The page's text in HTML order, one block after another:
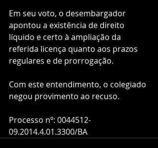
Em seu voto, o desembargador
apontou a existência de direito
líquido e certo à ampliação da
referida licença quanto aos prazos
regulares e de prorrogação.
Com este entendimento, o colegiado
negou provimento ao recuso.
Processo nº: 0044512-
09.2014.4.01.3300/BA